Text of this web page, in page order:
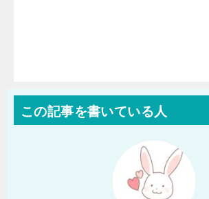
この記事を書いている人